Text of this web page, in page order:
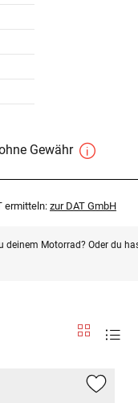
Gewähr
ermitteln:zur DAT GmbH
deinem Motorrad? Oder du